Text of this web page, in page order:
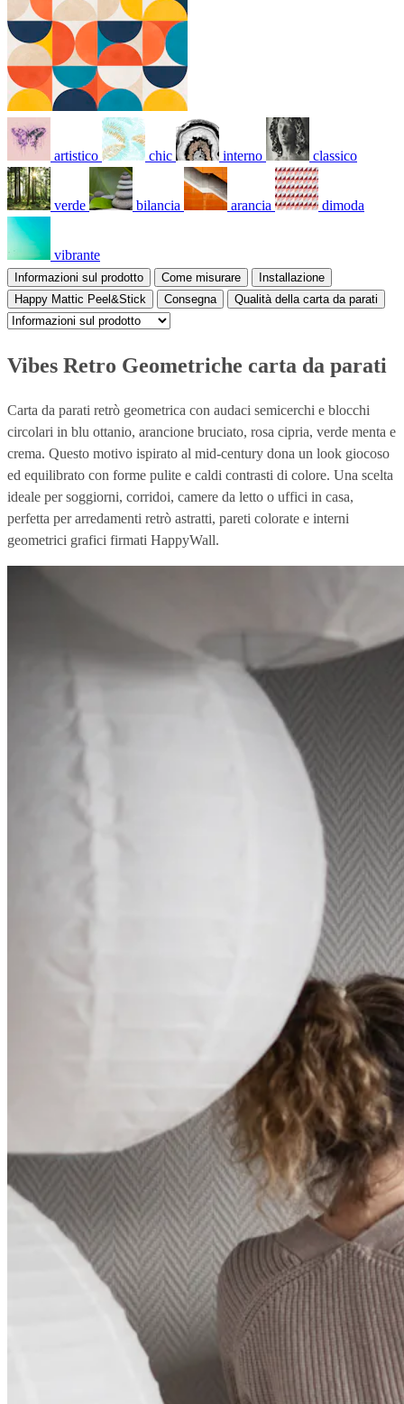
artistico chic interno classico
verde bilancia arancia dimoda
vibrante
Informazioni sul prodotto Come misurare
Installazione
Happy Mattic Peel&Stick
Consegna Qualità della carta da parati
Vibes Retro Geometriche carta da parati
Carta da parati retrò geometrica con audaci semicerchi e blocchi
circolari in blu ottanio, arancione bruciato, rosa cipria, verde menta e
crema. Questo motivo ispirato al mid-century dona un look giocoso
ed equilibrato con forme pulite e caldi contrasti di colore. Una scelta
ideale per soggiorni, corridoi, camere da letto o uffici in casa,
perfetta per arredamenti retrò astratti, pareti colorate e interni
geometrici grafici firmati HappyWall.